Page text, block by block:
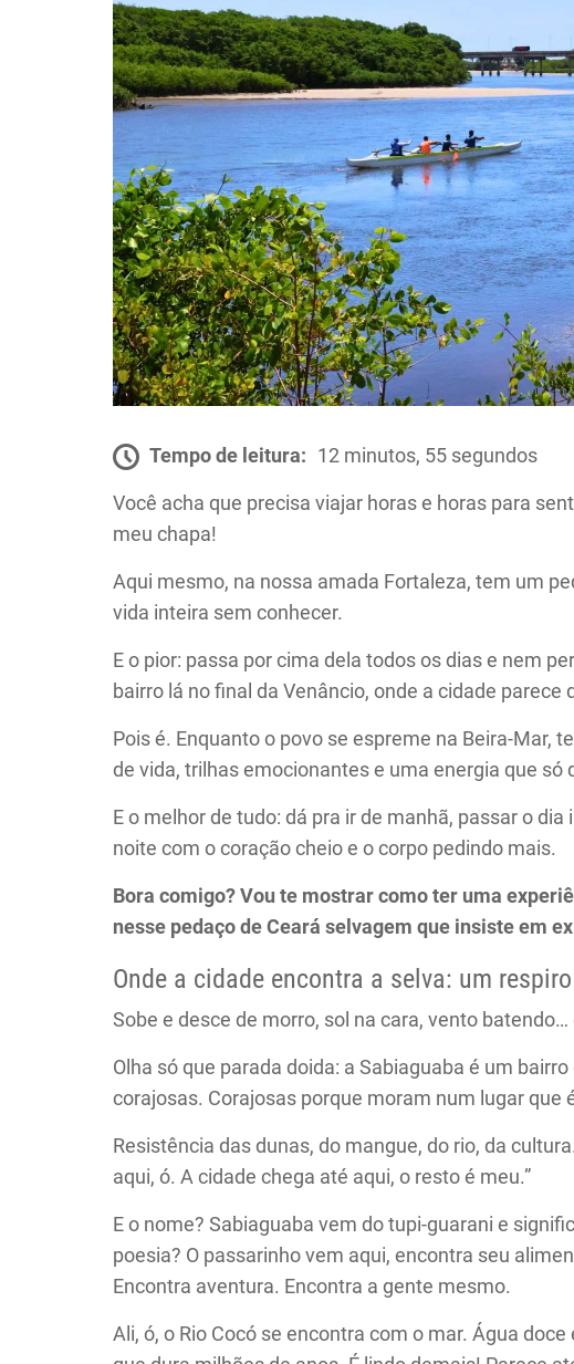
Tempo de leitura: 12 minutos, 55 segundos
Você acha que precisa viajar horas e horas para
meu chapa!
Aqui mesmo, na nossa amada Fortaleza, tem um
vida inteira sem conhecer.
E o pior: passa por cima dela todos os dias e nem
bairro lá no final da Venâncio, onde a cidade
Pois é. Enquanto o povo se espreme na Beira-Mar,
de vida, trilhas emocionantes e uma energia que só
E o melhor de tudo: dá pra ir de manhã, passar o
noite com o coração cheio e o corpo pedindo mais.
Bora comigo? Vou te mostrar como ter uma
nesse pedaço de Ceará selvagem que insiste em
Onde a cidade encontra a selva: um
Sobe e desce de morro, sol na cara, vento
Olha só que parada doida: a Sabiaguaba é um
corajosas. Corajosas porque moram num lugar que
Resistência das dunas, do mangue, do rio, da
aqui, ó. A cidade chega até aqui, o resto é meu.”
E o nome? Sabiaguaba vem do tupi-guarani e
poesia? O passarinho vem aqui, encontra seu
Encontra aventura. Encontra a gente mesmo.
Ali, ó, o Rio Cocó se encontra com o mar. Água